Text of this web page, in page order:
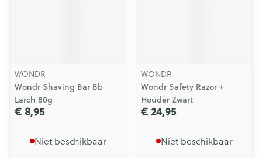
WONDR
Wondr Shaving Bar Bb
Larch 80g
€ 8,95
Niet beschikbaar
WONDR
Wondr Safety Razor +
Houder Zwart
€ 24,95
Niet beschikbaar